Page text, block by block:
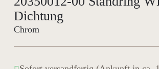
Dichtung
Chrom